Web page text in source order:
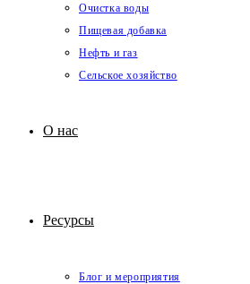
Очистка воды
Пищевая добавка
Нефть и газ
Сельское хозяйство
О нас
Ресурсы
Блог и мероприятия